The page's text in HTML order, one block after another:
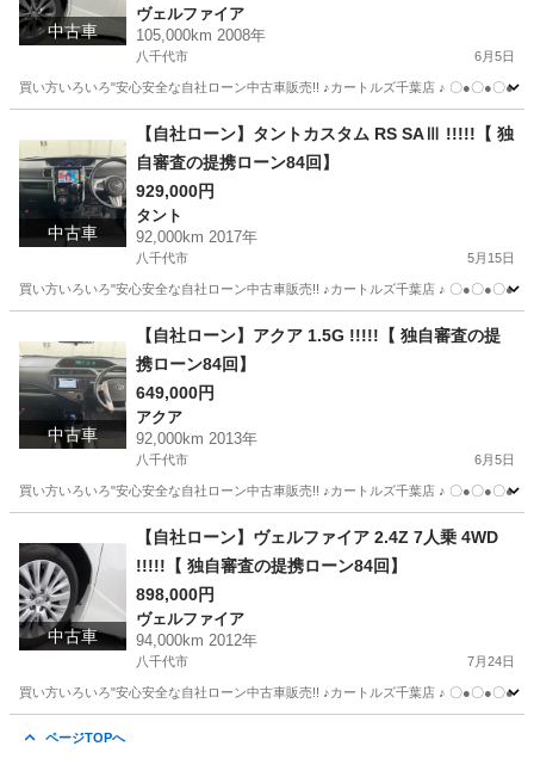
中古車
ヴェルファイア
105,000km 2008年
八千代市 6月5日
買い方いろいろ"安心安全な自社ローン中古車販売!! ♪カートルズ千葉店 ♪ 〇●〇●〇
ヴェルファイア カートルズ
中古車
【自社ローン】タントカスタム RS SAⅢ !!!!!【 独
自審査の提携ローン84回】
929,000円
タント
92,000km 2017年
八千代市 5月15日
買い方いろいろ"安心安全な自社ローン中古車販売!! ♪カートルズ千葉店 ♪ 〇●〇●〇
タント カートルズ
中古車
【自社ローン】アクア 1.5G !!!!!【 独自審査の提
携ローン84回】
649,000円
アクア
92,000km 2013年
八千代市 6月5日
買い方いろいろ"安心安全な自社ローン中古車販売!! ♪カートルズ千葉店 ♪ 〇●〇●〇
アクア カートルズ
中古車
【自社ローン】ヴェルファイア 2.4Z 7人乗 4WD
!!!!!【 独自審査の提携ローン84回】
898,000円
ヴェルファイア
94,000km 2012年
八千代市 7月24日
買い方いろいろ"安心安全な自社ローン中古車販売!! ♪カートルズ千葉店 ♪ 〇●〇●〇
ページTOPへ